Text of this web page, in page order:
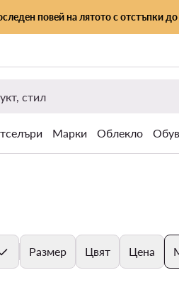
повей на лятото с отстъпки
Марки Облекло
Размер Цвят Цена